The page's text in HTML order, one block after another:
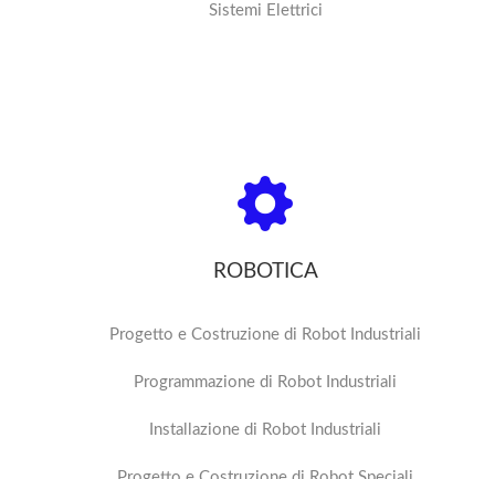
Sistemi Elettrici
ROBOTICA
Progetto e Costruzione di Robot Industriali
Programmazione di Robot Industriali
Installazione di Robot Industriali